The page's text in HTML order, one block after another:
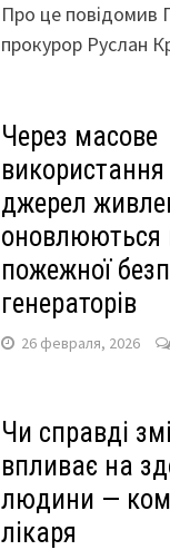
Про це повідомив
прокурор Руслан
Через масове
джерел
оновлюються
пожежної
генераторів
26 февраля, 2026
Чи справді
впливає на
людини —
лікаря